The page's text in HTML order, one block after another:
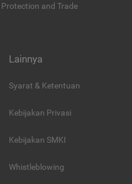
and Trade
Lainnya
Syarat & Ketentuan
Kebijakan Privasi
Kebijakan SMKI
Whistleblowing